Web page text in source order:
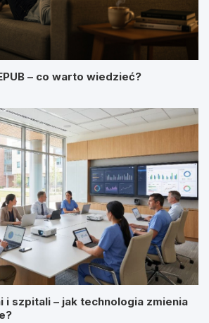
– co warto wiedzieć?
i szpitali – jak technologia zmienia